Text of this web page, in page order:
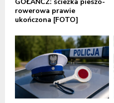
rowerowa prawie
ukończona [FOTO]